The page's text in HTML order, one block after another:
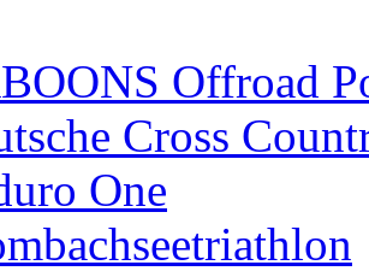
Offroad
Cross
One